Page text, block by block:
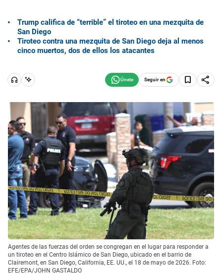
Trump califica de “terrible” el tiroteo en una mezquita de
San Diego
Tiroteo contra una mezquita de San Diego deja al menos
cinco muertos, dos de ellos los atacantes
Seguir en
Agentes de las fuerzas del orden se congregan en el lugar para responder a
un tiroteo en el Centro Islámico de San Diego, ubicado en el barrio de
Clairemont, en San Diego, California, EE. UU., el 18 de mayo de 2026. Foto:
EFE/EPA/JOHN GASTALDO